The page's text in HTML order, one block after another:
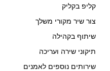
קליפ בקליק
צור שיר מקורי משלך
שיתוף בקהילה
תיקוני שירה ועריכה
שירותים נוספים לאמנים